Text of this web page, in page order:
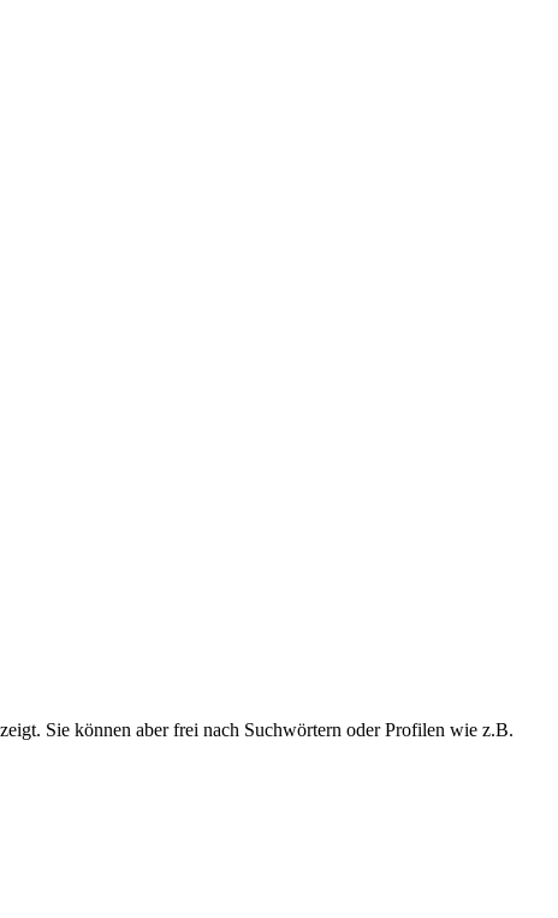
Sie können aber frei nach Suchwörtern oder Profilen wie z.B.